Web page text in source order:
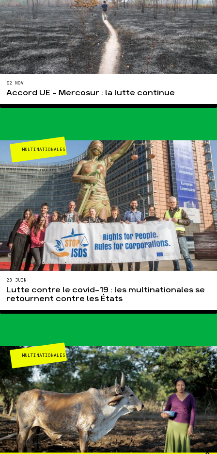
02 NOV
Accord UE – Mercosur : la lutte continue
MULTINATIONALES
23 JUIN
Lutte contre le covid-19 : les multinationales se
retournent contre les États
MULTINATIONALES